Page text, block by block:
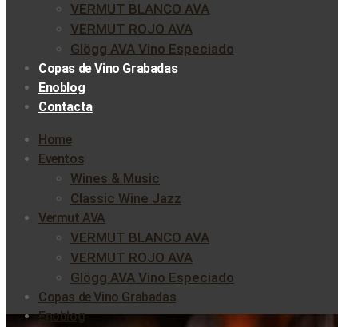
VERMUT BLANCO AVA
VERMUT ROJO AVA
Glögg AVA Vino Especiado
Copas de Vino Grabadas
Enoblog
Contacta
Home
Eventos
Wines & Music
Classic Wine Jazz
Vermut AVA
VERMUT BLANCO AVA
VERMUT ROJO AVA
Glögg AVA Vino Especiado
Copas de Vino Grabadas
Enoblog